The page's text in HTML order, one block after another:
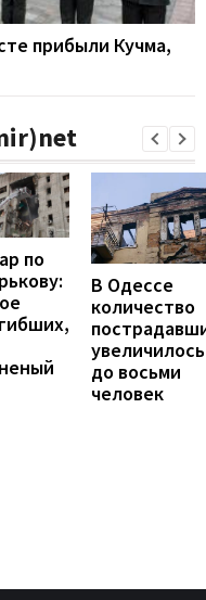
прибыли Кучма,
по
В Одессе
количество
увеличилось
до восьми
человек